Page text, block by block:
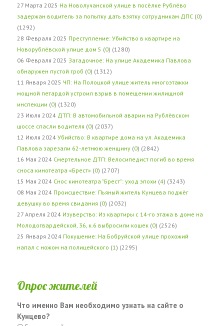
27 Марта 2025 На Новолучанской улице в посёлке Рублёво
задержан водитель за попытку дать взятку сотрудникам ДПС (0)
(1292)
28 Февраля 2025 Преступление: Убийство в квартире на
Новорублёвской улице дом 5 (0) (1280)
06 Февраля 2025 Загадочное: На улице Академика Павлова
обнаружен пустой гроб (0) (1312)
11 Января 2025 ЧП: На Полоцкой улице житель многоэтажки
мощной петардой устроил взрыв в помещении жилищной
инспекции (0) (1320)
23 Июля 2024 ДТП: В автомобильной аварии на Рублёвском
шоссе спасли водителя (0) (2037)
12 Июля 2024 Убийство: В квартире дома на ул. Академика
Павлова зарезали 62-летнюю женщину (0) (2842)
16 Мая 2024 Смертельное ДТП: Велосипедист погиб во время
сноса кинотеатра «Брест» (0) (2707)
15 Мая 2024 Снос кинотеатра "Брест": уход эпохи (4) (3243)
08 Мая 2024 Происшествие: Пьяный житель Кунцева поджёг
девушку во время свидания (0) (2032)
27 Апреля 2024 Изуверство: Из квартиры с 14-го этажа в доме на
Молодогвардейской, 36, к.6 выбросили кошек (0) (2526)
25 Января 2024 Покушение: На Бобруйской улице прохожий
напал с ножом на полицейского (1 ) (2295)
Опрос жителей
Что именно Вам необходимо узнать на сайте о
Кунцево?